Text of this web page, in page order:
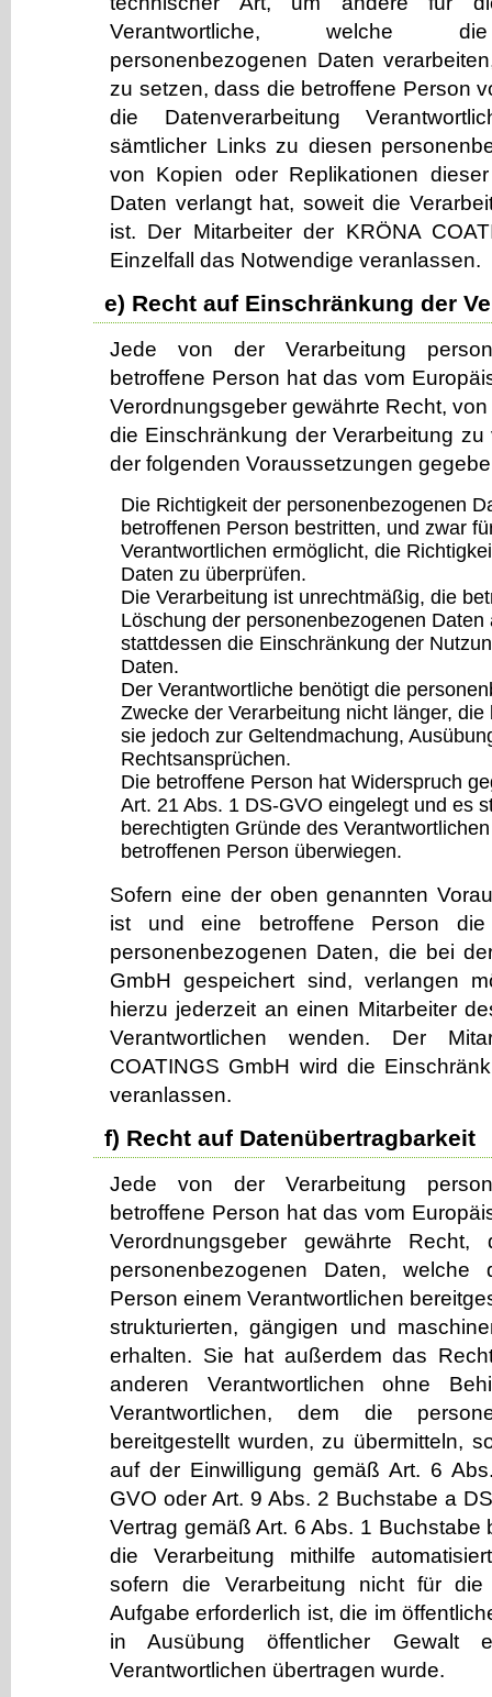
Verantwortliche, welche die
personenbezogenen Daten
zu setzen, dass die betroffene Person
die Datenverarbeitung
sämtlicher Links zu diesen
von Kopien oder Replikationen
Daten verlangt hat, soweit die
ist. Der Mitarbeiter der KRÖNA
Einzelfall das Notwendige veranlassen.
e) Recht auf Einschränkung der
Jede von der Verarbeitung
betroffene Person hat das vom
Verordnungsgeber gewährte Recht,
die Einschränkung der Verarbeitung
der folgenden Voraussetzungen
Die Richtigkeit der personenbezogenen
betroffenen Person bestritten, und zwar
Verantwortlichen ermöglicht, die
Daten zu überprüfen.
Die Verarbeitung ist unrechtmäßig, die
Löschung der personenbezogenen Daten
stattdessen die Einschränkung der
Daten.
Der Verantwortliche benötigt die
Zwecke der Verarbeitung nicht länger,
sie jedoch zur Geltendmachung,
Rechtsansprüchen.
Die betroffene Person hat Widerspruch
Art. 21 Abs. 1 DS-GVO eingelegt und es
berechtigten Gründe des
betroffenen Person überwiegen.
Sofern eine der oben genannten
ist und eine betroffene Person die
personenbezogenen Daten, die bei
GmbH gespeichert sind, verlangen
hierzu jederzeit an einen Mitarbeiter
Verantwortlichen wenden. Der
COATINGS GmbH wird die
veranlassen.
f) Recht auf Datenübertragbarkeit
Jede von der Verarbeitung
betroffene Person hat das vom
Verordnungsgeber gewährte
personenbezogenen Daten, welche
Person einem Verantwortlichen
strukturierten, gängigen und
erhalten. Sie hat außerdem das
anderen Verantwortlichen ohne
Verantwortlichen, dem die
bereitgestellt wurden, zu übermitteln,
auf der Einwilligung gemäß Art. 6
GVO oder Art. 9 Abs. 2 Buchstabe a
Vertrag gemäß Art. 6 Abs. 1 Buchstabe
die Verarbeitung mithilfe
sofern die Verarbeitung nicht für die
Aufgabe erforderlich ist, die im
in Ausübung öffentlicher Gewalt
Verantwortlichen übertragen wurde.